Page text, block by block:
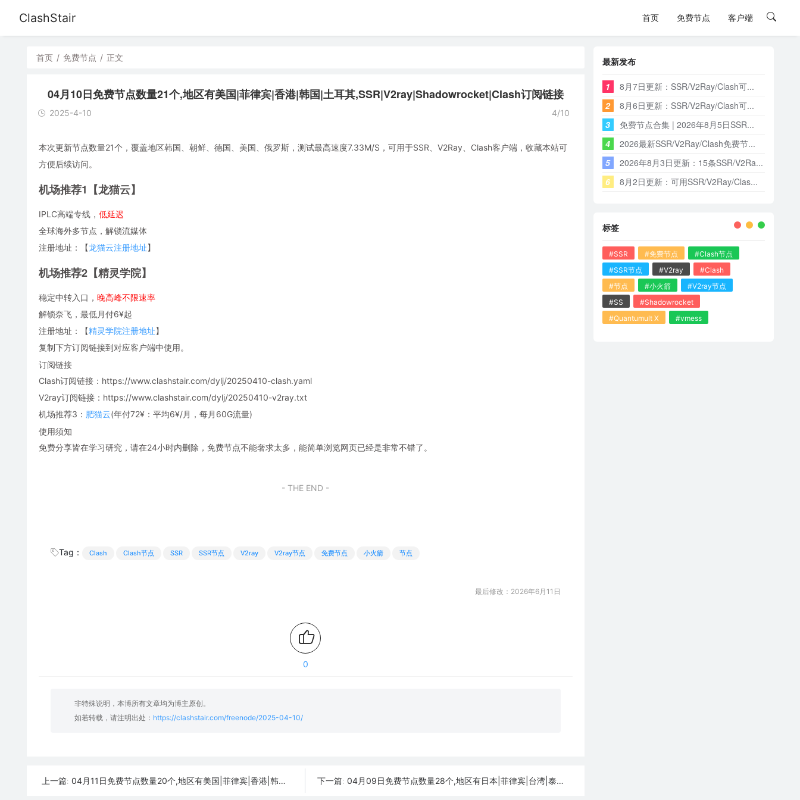
ClashStair 首页 免费节点 客户端
首页 / 免费节点 / 正文
04月10日免费节点数量21个,地区有美国|菲律宾|香港|韩国|土耳其,SSR|V2ray|Shadowrocket|Clash订阅链接
2025-4-10 4/10
本次更新节点数量21个，覆盖地区韩国、朝鲜、德国、美国、俄罗斯，测试最高速度7.33M/S，可用于SSR、V2Ray、Clash客户端，收藏本站可
方便后续访问。
机场推荐1【龙猫云】
IPLC高端专线， 低延迟
全球海外多节点，解锁流媒体
注册地址：【龙猫云注册地址】
机场推荐2【精灵学院】
稳定中转入口， 晚高峰不限速率
解锁奈飞，最低月付6¥起
注册地址：【精灵学院注册地址】
复制下方订阅链接到对应客户端中使用。
订阅链接
Clash订阅链接：https://www.clashstair.com/dylj/20250410-clash.yaml
V2ray订阅链接：https://www.clashstair.com/dylj/20250410-v2ray.txt
机场推荐3： 肥猫云(年付72¥：平均6¥/月，每月60G流量)
使用须知
免费分享皆在学习研究，请在24小时内删除，免费节点不能奢求太多，能简单浏览网页已经是非常不错了。
- THE END -
Tag： Clash Clash节点 SSR SSR节点 V2ray V2ray节点 免费节点 小火箭 节点
最后修改：2026年6月11日
0
非特殊说明，本博所有文章均为博主原创。
如若转载，请注明出处： https://clashstair.com/freenode/2025-04-10/
上一篇: 04月11日免费节点数量20个,地区有美国|菲律宾|香港|韩国|俄罗斯,SSR|V2ray|Shadowrocket|Clash订阅链接 下一篇: 04月09日免费节点数量28个,地区有日本|菲律宾|台湾|泰国|土耳其,SSR|V2ray|Shadowrocket|Clash订阅链接
最新发布
1
8月7日更新：SSR/V2Ray/Clash可...
2
8月6日更新：SSR/V2Ray/Clash可...
3
免费节点合集 | 2026年8月5日SSR...
4
2026最新SSR/V2Ray/Clash免费节...
5
2026年8月3日更新：15条SSR/V2Ra...
6
8月2日更新：可用SSR/V2Ray/Clas...
标签
#SSR #免费节点
#Clash节点
#SSR节点
#V2ray
#Clash
#节点
#小火箭
#V2ray节点
#SS
#Shadowrocket
#Quantumult X
#vmess